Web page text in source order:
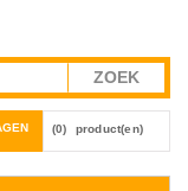
(0) product(en)